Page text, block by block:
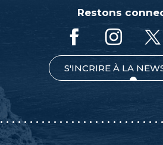
Restons
S'INCRIRE À LA